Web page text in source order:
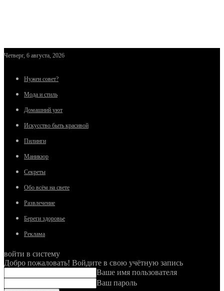
Четверг, 6 августа, 2026
Нужен совет?
Мода и стиль
Домашний уют
Искусство быть красивой
Пилинги
Маникюр
Секреты
Обо всём на свете
Развлечение
Береги здоровье
Реклама
войти в систему
Добро пожаловать! Войдите в свою учётную запись
Ваше имя пользователя
Ваш пароль